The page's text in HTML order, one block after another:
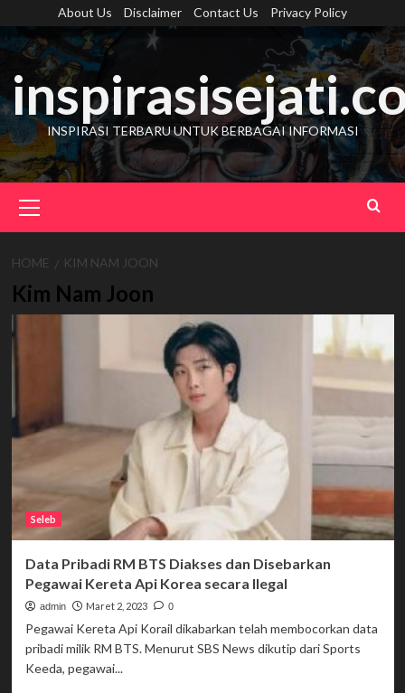
content
About Us Disclaimer Contact Us Privacy Policy
INSPIRASI TERBARU UNTUK BERBAGAI INFORMASI
Menu
HOME KIM NAM JOON
Kim Nam Joon
Seleb
Data Pribadi RM BTS Diakses dan Disebarkan
Pegawai Kereta Api Korea secara Ilegal
admin Maret 2, 2023 0
Pegawai Kereta Api Korail dikabarkan telah membocorkan data
pribadi milik RM BTS. Menurut SBS News dikutip dari Sports
Keeda, pegawai...